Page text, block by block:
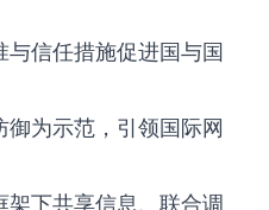
与信任措施促进国与国
御为示范，引领国际网
架下共享信息、联合调